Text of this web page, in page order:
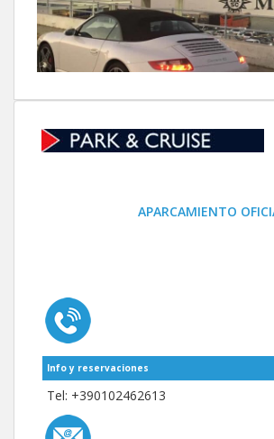
APARCAMIENTO
Info y reservaciones
Tel: +390102462613